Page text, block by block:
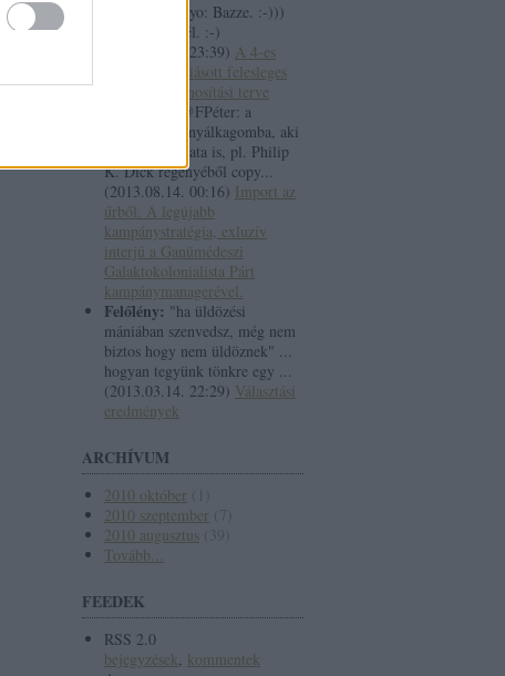
@Lowtyo: Bazze. :-)))
Megnevettettél. :-)
2013.10.11. 23:39) A 4-es
metró miatt kiásott felesleges
alagutak hasznosítási terve
@FPéter: a
ganümédeszi nyálkagomba, aki
ráadásul telepata is, pl. Philip
K. Dick regényéből copy...
(2013.08.14. 00:16) Import az
űrből. A legújabb
kampánystratégia, exluzív
interjú a Ganümédeszi
Galaktokolonialista Párt
kampánymanagerével.
Felőlény: "ha üldözési
mániában szenvedsz, még nem
biztos hogy nem üldöznek" ...
hogyan tegyünk tönkre egy ...
(2013.03.14. 22:29) Választási
eredmények
ARCHÍVUM
2010 október
2010 szeptember
2010 augusztus
Tovább...
FEEDEK
RSS 2.0
bejegyzések, kommentek